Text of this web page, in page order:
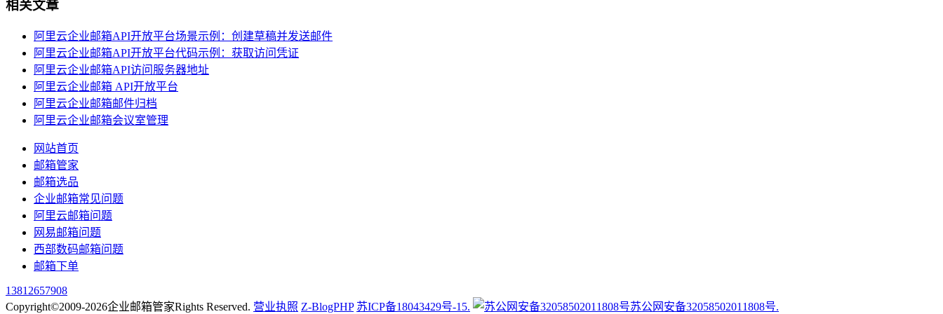
相关文章
阿里云企业邮箱API开放平台场景示例：创建草稿并发送邮件
阿里云企业邮箱API开放平台代码示例：获取访问凭证
阿里云企业邮箱API访问服务器地址
阿里云企业邮箱 API开放平台
阿里云企业邮箱邮件归档
阿里云企业邮箱会议室管理
网站首页
邮箱管家
邮箱选品
企业邮箱常见问题
阿里云邮箱问题
网易邮箱问题
西部数码邮箱问题
邮箱下单
13812657908
Copyright©2009-2026企业邮箱管家Rights Reserved. 营业执照 Z-BlogPHP 苏ICP备18043429号-15. 苏公网安备32058502011808号.